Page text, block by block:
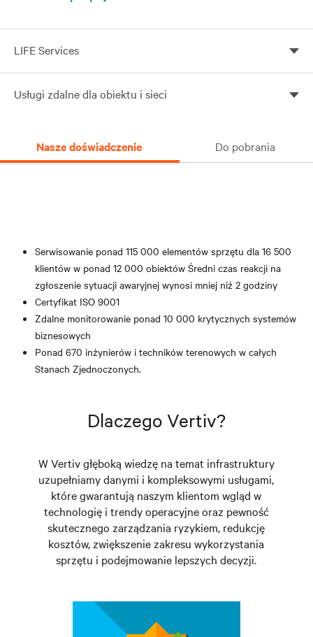
LIFE Services
proaktywne wsparcie ekspertów
Usługi zdalne dla obiektu i sieci
przy najniższym koszcie. Nasz zespół inżynierów,
korzystający z rozwiązań zdalnego monitorowania i
Nasze doświadczenie Do pobrania
Serwisowanie ponad 115 000 elementów sprzętu dla 16 500
klientów w ponad 12 000 obiektów Średni czas reakcji na
zgłoszenie sytuacji awaryjnej wynosi mniej niż 2 godziny
Certyfikat ISO 9001
Zdalne monitorowanie ponad 10 000 krytycznych systemów
biznesowych
Ponad 670 inżynierów i techników terenowych w całych
Stanach Zjednoczonych.
Dlaczego Vertiv?
W Vertiv głęboką wiedzę na temat infrastruktury
uzupełniamy danymi i kompleksowymi usługami,
które gwarantują naszym klientom wgląd w
technologię i trendy operacyjne oraz pewność
skutecznego zarządzania ryzykiem, redukcję
kosztów, zwiększenie zakresu wykorzystania
sprzętu i podejmowanie lepszych decyzji.